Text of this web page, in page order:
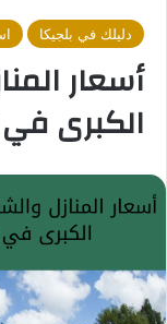
دليلك في بلجيكا
أسعار
الكبرى في